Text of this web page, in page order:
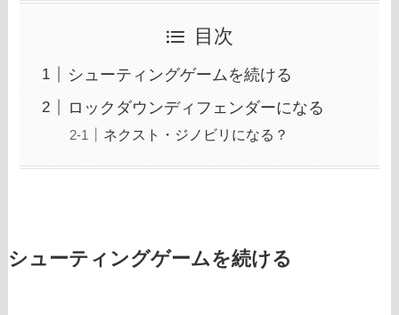
目次
シューティングゲームを続ける
ロックダウンディフェンダーになる
ネクスト・ジノビリになる？
シューティングゲームを続ける